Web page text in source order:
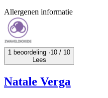
Allergenen informatie
1 beoordeling ·10 / 10
Lees
Natale Verga